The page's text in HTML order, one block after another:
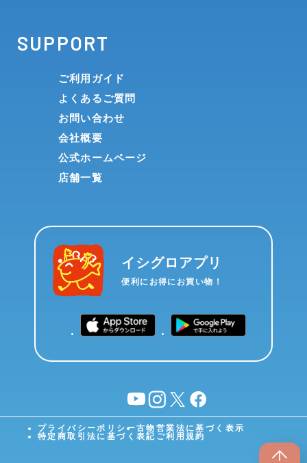
SUPPORT
ご利用ガイド
よくあるご質問
お問い合わせ
会社概要
公式ホームページ
店舗一覧
イシグロアプリ
便利にお得にお買い物！
YouTubeinstagram
X facebook
プライバシーポリシー古物営業法に基づく表示
特定商取引法に基づく表記 ご利用規約